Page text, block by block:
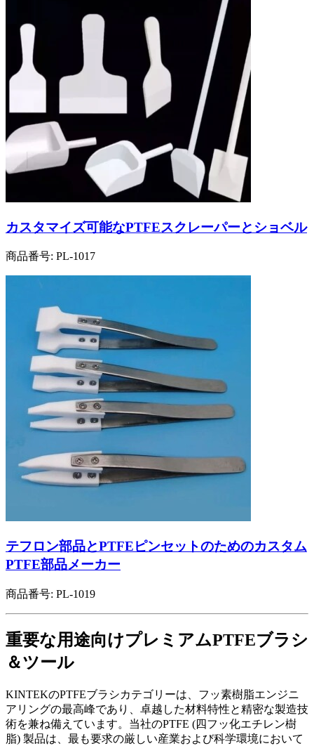
カスタマイズ可能なPTFEスクレーパーとショベル
商品番号: PL-1017
テフロン部品とPTFEピンセットのためのカスタム
PTFE部品メーカー
商品番号: PL-1019
重要な用途向けプレミアムPTFEブラシ
＆ツール
KINTEKのPTFEブラシカテゴリーは、フッ素樹脂エンジニ
アリングの最高峰であり、卓越した材料特性と精密な製造技
術を兼ね備えています。当社のPTFE (四フッ化エチレン樹
脂) 製品は、最も要求の厳しい産業および科学環境において